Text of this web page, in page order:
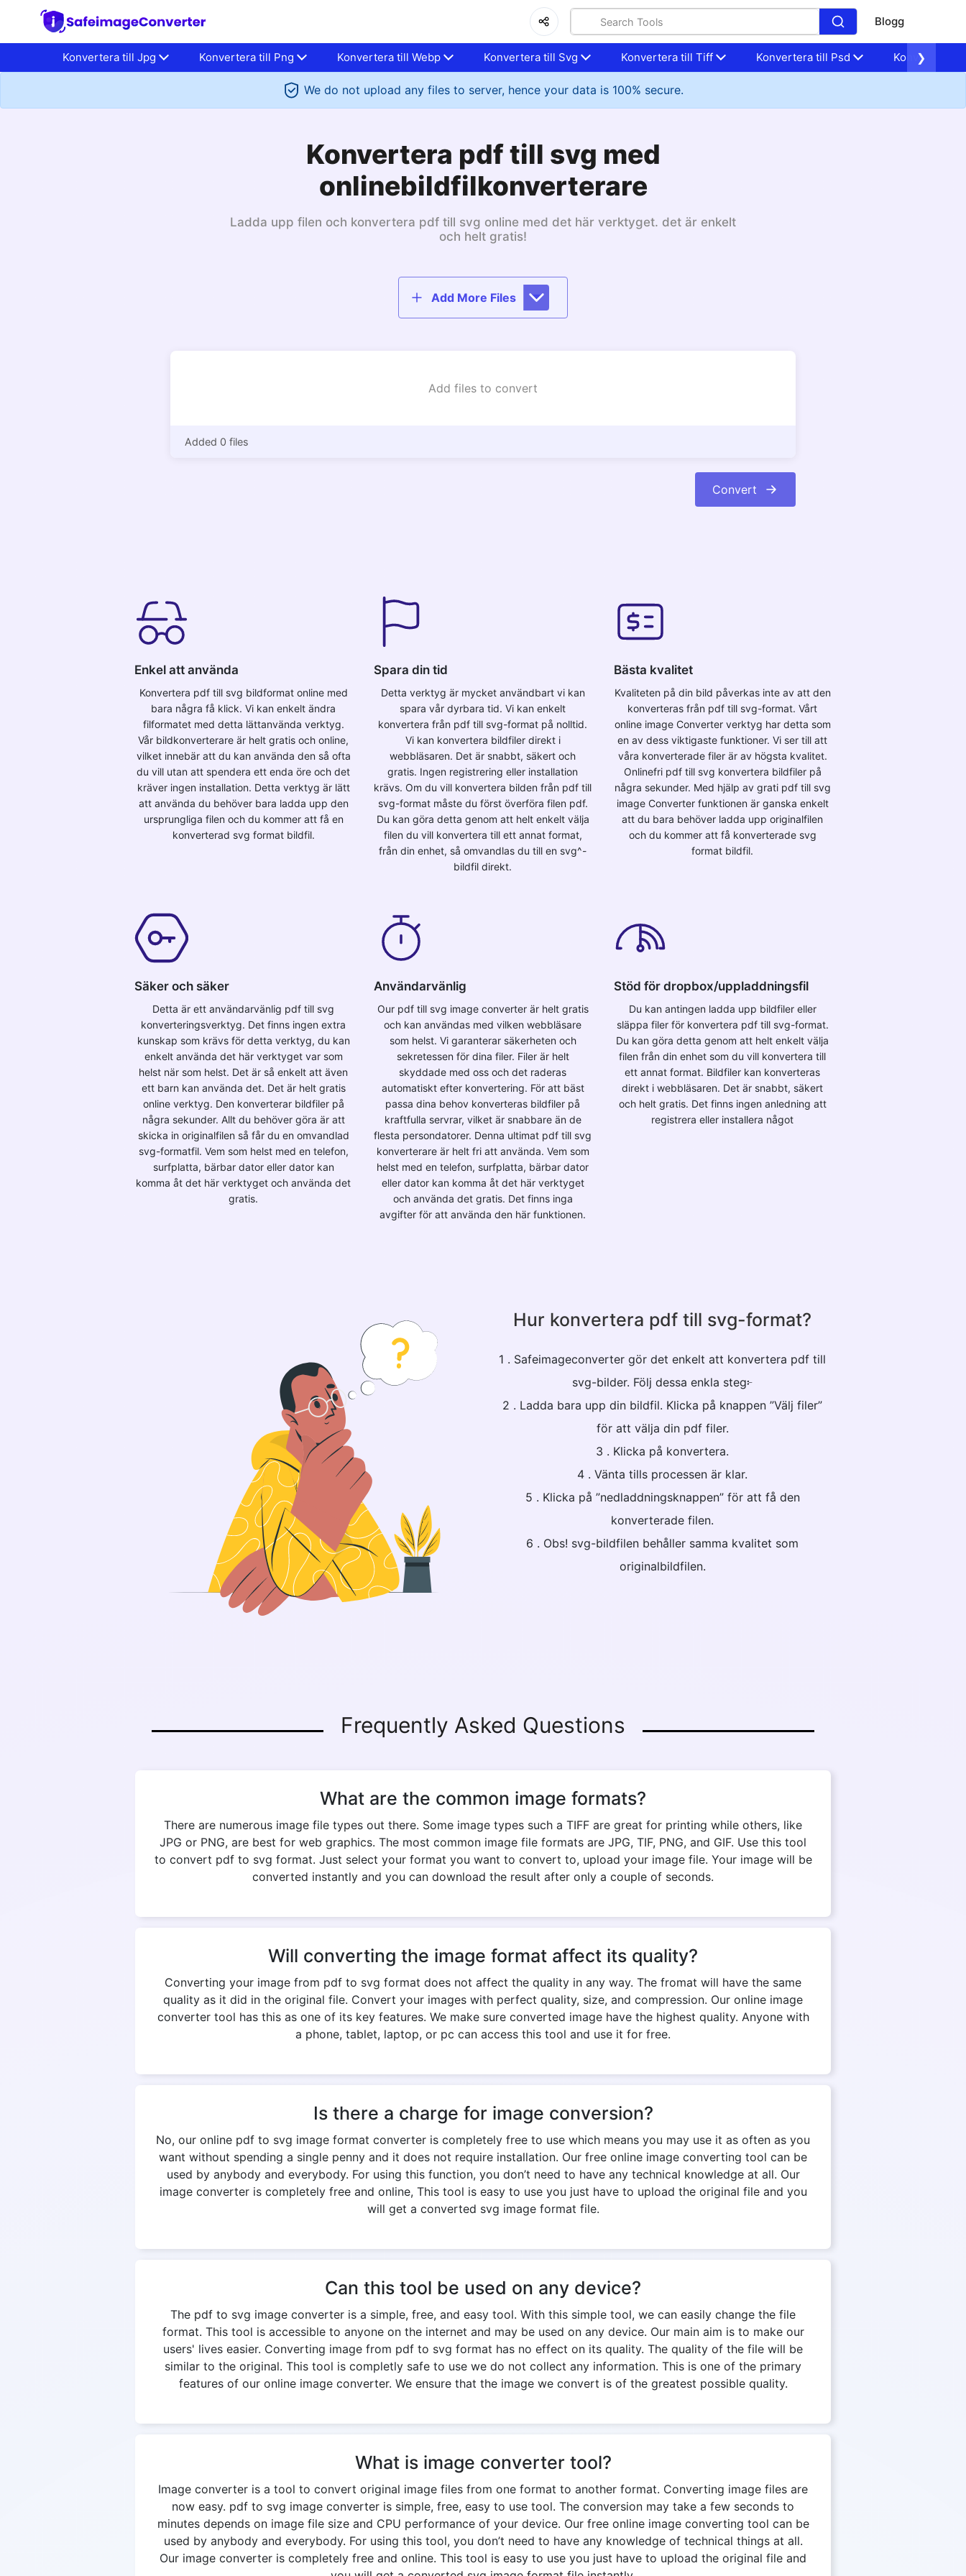
Blogg
Konvertera till Jpg Konvertera till Png Konvertera till Webp Konvertera till Svg Konvertera till Tiff Konvertera till Psd Konvertera
❯
We do not upload any files to server, hence your data is 100% secure.
Konvertera pdf till svg med
onlinebildfilkonverterare
Ladda upp filen och konvertera pdf till svg online med det här verktyget. det är enkelt
och helt gratis!
Add More Files
Add files to convert
Added 0 files
Convert
Enkel att använda
Konvertera pdf till svg bildformat online med
bara några få klick. Vi kan enkelt ändra
filformatet med detta lättanvända verktyg.
Vår bildkonverterare är helt gratis och online,
vilket innebär att du kan använda den så ofta
du vill utan att spendera ett enda öre och det
kräver ingen installation. Detta verktyg är lätt
att använda du behöver bara ladda upp den
ursprungliga filen och du kommer att få en
konverterad svg format bildfil.
Spara din tid
Detta verktyg är mycket användbart vi kan
spara vår dyrbara tid. Vi kan enkelt
konvertera från pdf till svg-format på nolltid.
Vi kan konvertera bildfiler direkt i
webbläsaren. Det är snabbt, säkert och
gratis. Ingen registrering eller installation
krävs. Om du vill konvertera bilden från pdf till
svg-format måste du först överföra filen pdf.
Du kan göra detta genom att helt enkelt välja
filen du vill konvertera till ett annat format,
från din enhet, så omvandlas du till en svg^-
bildfil direkt.
Bästa kvalitet
Kvaliteten på din bild påverkas inte av att den
konverteras från pdf till svg-format. Vårt
online image Converter verktyg har detta som
en av dess viktigaste funktioner. Vi ser till att
våra konverterade filer är av högsta kvalitet.
Onlinefri pdf till svg konvertera bildfiler på
några sekunder. Med hjälp av grati pdf till svg
image Converter funktionen är ganska enkelt
att du bara behöver ladda upp originalfilen
och du kommer att få konverterade svg
format bildfil.
Säker och säker
Detta är ett användarvänlig pdf till svg
konverteringsverktyg. Det finns ingen extra
kunskap som krävs för detta verktyg, du kan
enkelt använda det här verktyget var som
helst när som helst. Det är så enkelt att även
ett barn kan använda det. Det är helt gratis
online verktyg. Den konverterar bildfiler på
några sekunder. Allt du behöver göra är att
skicka in originalfilen så får du en omvandlad
svg-formatfil. Vem som helst med en telefon,
surfplatta, bärbar dator eller dator kan
komma åt det här verktyget och använda det
gratis.
Användarvänlig
Our pdf till svg image converter är helt gratis
och kan användas med vilken webbläsare
som helst. Vi garanterar säkerheten och
sekretessen för dina filer. Filer är helt
skyddade med oss och det raderas
automatiskt efter konvertering. För att bäst
passa dina behov konverteras bildfiler på
kraftfulla servrar, vilket är snabbare än de
flesta persondatorer. Denna ultimat pdf till svg
konverterare är helt fri att använda. Vem som
helst med en telefon, surfplatta, bärbar dator
eller dator kan komma åt det här verktyget
och använda det gratis. Det finns inga
avgifter för att använda den här funktionen.
Stöd för dropbox/uppladdningsfil
Du kan antingen ladda upp bildfiler eller
släppa filer för konvertera pdf till svg-format.
Du kan göra detta genom att helt enkelt välja
filen från din enhet som du vill konvertera till
ett annat format. Bildfiler kan konverteras
direkt i webbläsaren. Det är snabbt, säkert
och helt gratis. Det finns ingen anledning att
registrera eller installera något
Hur konvertera pdf till svg-format?
1 . Safeimageconverter gör det enkelt att konvertera pdf till
svg-bilder. Följ dessa enkla steg፦
2 . Ladda bara upp din bildfil. Klicka på knappen ”Välj filer”
för att välja din pdf filer.
3 . Klicka på konvertera.
4 . Vänta tills processen är klar.
5 . Klicka på ”nedladdningsknappen” för att få den
konverterade filen.
6 . Obs! svg-bildfilen behåller samma kvalitet som
originalbildfilen.
Frequently Asked Questions
What are the common image formats?
There are numerous image file types out there. Some image types such a TIFF are great for printing while others, like
JPG or PNG, are best for web graphics. The most common image file formats are JPG, TIF, PNG, and GIF. Use this tool
to convert pdf to svg format. Just select your format you want to convert to, upload your image file. Your image will be
converted instantly and you can download the result after only a couple of seconds.
Will converting the image format affect its quality?
Converting your image from pdf to svg format does not affect the quality in any way. The fromat will have the same
quality as it did in the original file. Convert your images with perfect quality, size, and compression. Our online image
converter tool has this as one of its key features. We make sure converted image have the highest quality. Anyone with
a phone, tablet, laptop, or pc can access this tool and use it for free.
Is there a charge for image conversion?
No, our online pdf to svg image format converter is completely free to use which means you may use it as often as you
want without spending a single penny and it does not require installation. Our free online image converting tool can be
used by anybody and everybody. For using this function, you don’t need to have any technical knowledge at all. Our
image converter is completely free and online, This tool is easy to use you just have to upload the original file and you
will get a converted svg image format file.
Can this tool be used on any device?
The pdf to svg image converter is a simple, free, and easy tool. With this simple tool, we can easily change the file
format. This tool is accessible to anyone on the internet and may be used on any device. Our main aim is to make our
users' lives easier. Converting image from pdf to svg format has no effect on its quality. The quality of the file will be
similar to the original. This tool is completly safe to use we do not collect any information. This is one of the primary
features of our online image converter. We ensure that the image we convert is of the greatest possible quality.
What is image converter tool?
Image converter is a tool to convert original image files from one format to another format. Converting image files are
now easy. pdf to svg image converter is simple, free, easy to use tool. The conversion may take a few seconds to
minutes depends on image file size and CPU performance of your device. Our free online image converting tool can be
used by anybody and everybody. For using this tool, you don’t need to have any knowledge of technical things at all.
Our image converter is completely free and online. This tool is easy to use you just have to upload the original file and